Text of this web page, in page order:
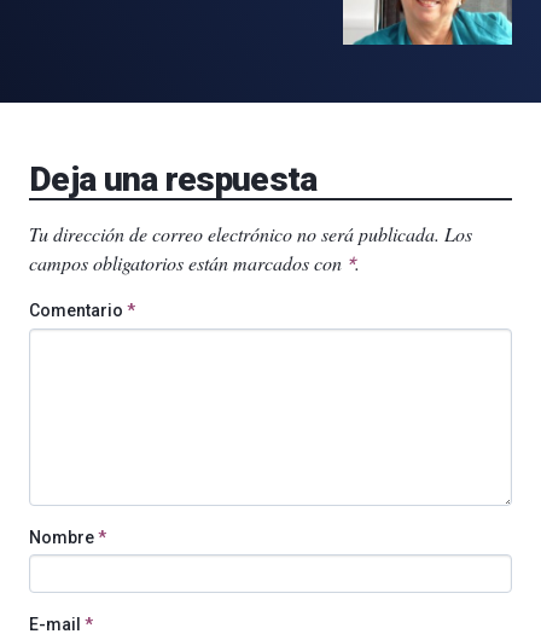
Deja una respuesta
Tu dirección de correo electrónico no será publicada. Los
campos obligatorios están marcados con *.
Comentario *
Nombre*
E-mail *